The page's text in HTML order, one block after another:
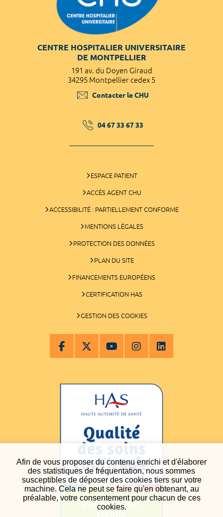
Afin de vous proposer du contenu enrichi et d'élaborer
des statistiques de fréquentation, nous sommes
susceptibles de déposer des cookies tiers sur votre
machine. Cela ne peut se faire qu'en obtenant, au
préalable, votre consentement pour chacun de ces
cookies.
CENTRE HOSPITALIER UNIVERSITAIRE
DE MONTPELLIER
191 av. du Doyen Giraud
34295 Montpellier cedex 5
Contacter le CHU
04 67 33 67 33
ESPACE PATIENT
ACCÈS AGENT CHU
ACCESSIBILITÉ : PARTIELLEMENT CONFORME
MENTIONS LÉGALES
PROTECTION DES DONNÉES
PLAN DU SITE
FINANCEMENTS EUROPÉENS
CERTIFICATION HAS
GESTION DES COOKIES